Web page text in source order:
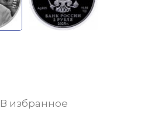
В избранное